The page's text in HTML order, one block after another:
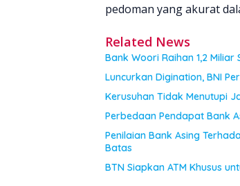
pedoman yang akurat
Related News
Bank Woori Raihan 1,2
Luncurkan Digination, BNI
Kerusuhan Tidak Menutupi
Perbedaan Pendapat Bank
Penilaian Bank Asing
Batas
BTN Siapkan ATM Khusus